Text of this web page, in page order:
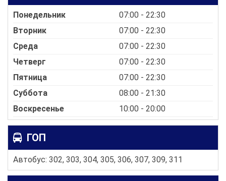
Понедельник
07:00 - 22:30
Вторник
07:00 - 22:30
Среда
07:00 - 22:30
Четверг
07:00 - 22:30
Пятница
07:00 - 22:30
Суббота
08:00 - 21:30
Воскресенье
10:00 - 20:00
ГОП
Автобус: 302, 303, 304, 305, 306, 307, 309, 311